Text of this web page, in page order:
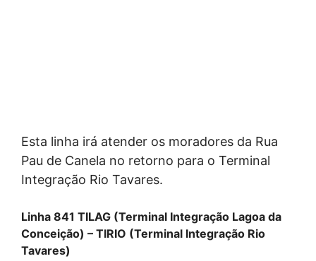
Esta linha irá atender os moradores da Rua
Pau de Canela no retorno para o Terminal
Integração Rio Tavares.
Linha 841 TILAG (Terminal Integração Lagoa da
Conceição) – TIRIO (Terminal Integração Rio
Tavares)